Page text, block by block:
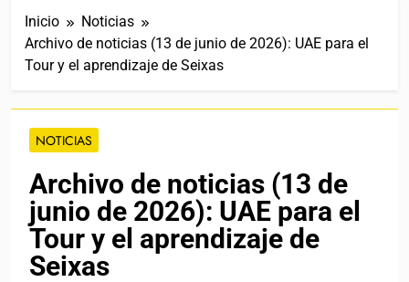
Inicio
Noticias
Archivo de noticias (13 de junio de 2026): UAE para el
Tour y el aprendizaje de Seixas
NOTICIAS
Archivo de noticias (13 de
junio de 2026): UAE para el
Tour y el aprendizaje de
Seixas